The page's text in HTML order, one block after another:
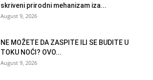
skriveni prirodni mehanizam iza...
August 9, 2026
NE MOŽETE DA ZASPITE ILI SE BUDITE U
TOKU NOĆI? OVO...
August 9, 2026